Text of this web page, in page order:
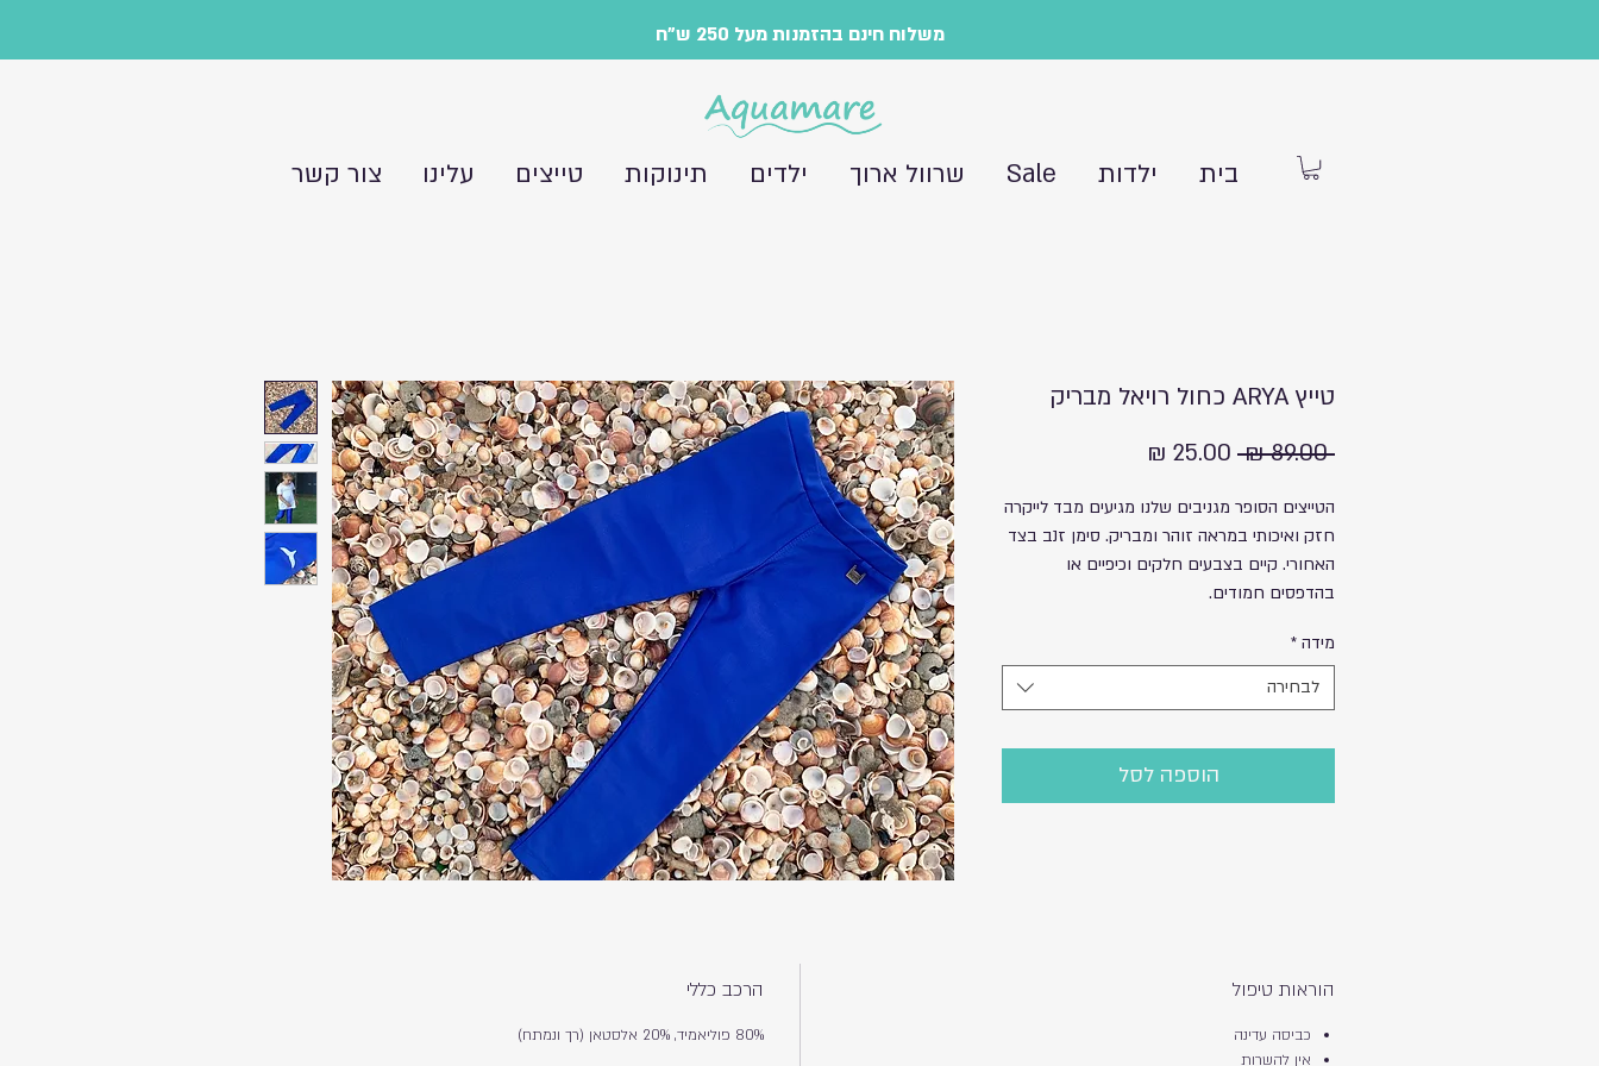
משלוח חינם בהזמנות מעל 250 ש"ח
בית ילדות Sale שרוול ארוך ילדים תינוקות טייצים עלינו צור קשר
טייץ ARYA כחול רויאל מבריק
‏89.00 ‏₪
מחיר
הטייצים הסופר מגניבים שלנו מגיעים מבד לייקרה
חזק ואיכותי במראה זוהר ומבריק. סימן זנב בצד
האחורי. קיים בצבעים חלקים וכיפיים או
בהדפסים חמודים.
מידה *
לבחירה
הוספה לסל
הוראות טיפול
כביסה עדינה
אין להשרות
הרכב כללי
80% פוליאמיד, 20% אלסטאן (רך ונמתח)